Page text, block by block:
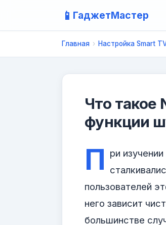
📱 ГаджетМастер
Главная › Настройка Smart
Что такое
функции
П ри
пользователей
него зависит
большинстве